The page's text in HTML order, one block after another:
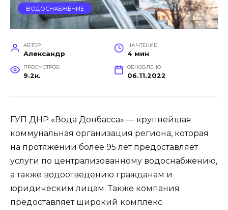
ВОДОСНАБЖЕНИЕ
АВТОР
Александр
НА ЧТЕНИЕ
4 мин
ПРОСМОТРОВ
9.2к.
ОБНОВЛЕНО
06.11.2022
ГУП ДНР «Вода Донбасса» — крупнейшая
коммунальная организация региона, которая
на протяжении более 95 лет предоставляет
услуги по централизованному водоснабжению,
а также водоотведению гражданам и
юридическим лицам. Также компания
предоставляет широкий комплекс